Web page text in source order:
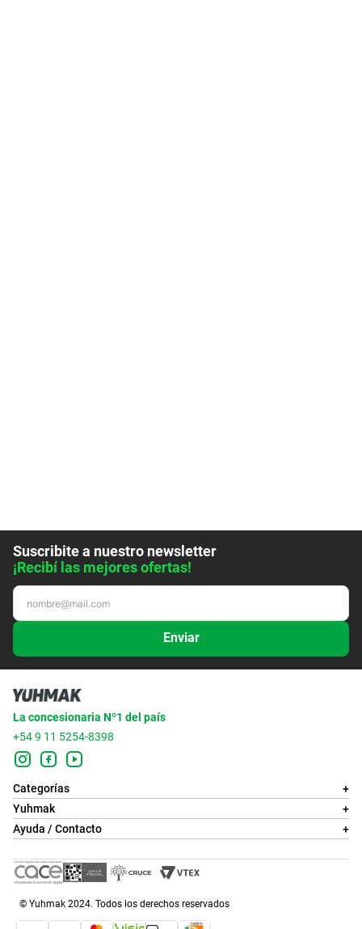
Suscribite a nuestro newsletter
¡Recibí las mejores ofertas!
Enviar
La concesionaria Nº1 del país
+54 9 11 5254-8398
Categorías
+
Yuhmak
+
Ayuda / Contacto
+
© Yuhmak 2024. Todos los derechos reservados